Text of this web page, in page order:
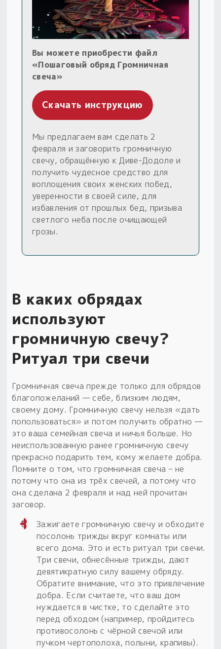
Вы можете приобрести файл
«Пошаговый обряд Громничная
свеча»
Скачать инструкцию
Мы предлагаем вам сделать 2
февраля и заговорить громничную
свечу, обращённую к Диве-Додоле и
получить чудесное средство для
воплощения своих женских побед,
уверенности в своей силе, для
избавления от прошлых бед, призыва
светлого неба после очищающей
грозы.
В каких обрядах
используют
громничную свечу?
Ритуал три свечи
Громничная свеча прежде только для обрядов
благопожеланий — себе, близким людям,
своему дому. Громничную свечу нельзя «дать
попользоваться» и потом получить обратно —
это ваша семейная свеча и ничья больше. Но
неиспользованную ранее громничную свечу
прекрасно подарить тем, кому желаете добра.
Помните о том, что громничная свеча – не
потому что она из трёх свечей, а потому что
она сделана 2 февраля и над ней прочитан
заговор.
Зажигаете громничную свечу и обходите
посолонь трижды вкруг комнаты или
всего дома. Это и есть ритуал три свечи.
Три свечи, обнесённые трижды, дают
девятикратную силу вашему обряду.
Обратите внимание, что это привлечение
добра. Если считаете, что ваш дом
нуждается в чистке, то сделайте это
перед обходом (например, пройдитесь
противосолонь с чёрной свечой или
пучком чертополоха, полыни, крапивы).